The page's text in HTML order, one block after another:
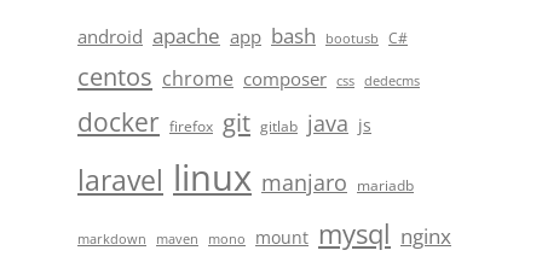
android apache app bash bootusb C#
centos chrome composer css dedecms
docker firefox git gitlab java js
laravel linux manjaro mariadb
markdown maven mono mount mysql nginx